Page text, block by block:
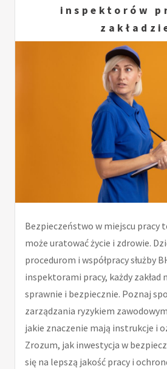
inspektorów
Bezpieczeństwo w miejscu
może uratować życie i zdrowie.
procedurom i współpracy służby
inspektorami pracy, każdy zakład
sprawnie i bezpiecznie. Poznaj
zarządzania ryzykiem
jakie znaczenie mają instrukcje i
Zrozum, jak inwestycja w
się na lepszą jakość pracy i